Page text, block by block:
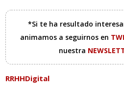
*Si te ha resultado
animamos a seguirnos en
nuestra
RRHHDigital